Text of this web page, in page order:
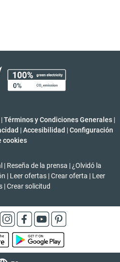
|Términos y Condiciones Generales |
| Accesibilidad | Configuración
cookies
| Reseña de la prensa | ¿Olvidó la
| Leer ofertas | Crear oferta | Leer
|Crear solicitud